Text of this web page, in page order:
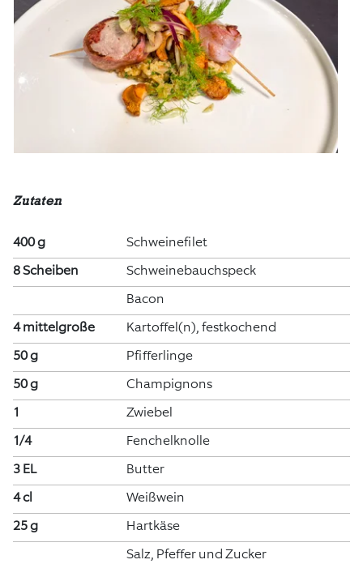
Zutaten
400 g
Schweinefilet
8 Scheiben
Schweinebauchspeck
Bacon
4 mittelgroße
Kartoffel(n), festkochend
50 g
Pfifferlinge
50 g
Champignons
1
Zwiebel
1/4
Fenchelknolle
3 EL
Butter
4 cl
Weißwein
25 g
Hartkäse
Salz, Pfeffer und Zucker